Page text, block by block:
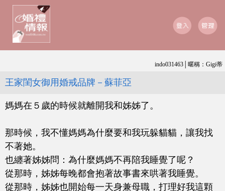
indo031463│暱稱：Gigi蒂
王家閨女御用婚戒品牌－蘇菲亞
媽媽在５歲的時候就離開我和姊姊了。
那時候，我不懂媽媽為什麼要和我玩躲貓貓，讓我找
不著她。
也纏著姊姊問：為什麼媽媽不再陪我睡覺了呢？
從那時，姊姊每晚都會抱著故事書來哄著我睡覺。
從那時，姊姊也開始每一天身兼母職，打理好我這顆